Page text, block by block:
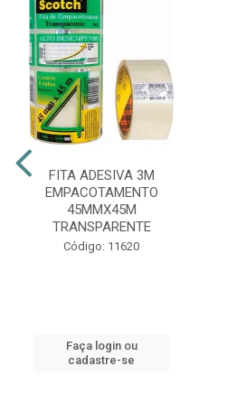
FITA ADESIVA 3M
EMPACOTAMENTO
45MMX45M
TRANSPARENTE
Código: 11620
Faça login ou
cadastre-se